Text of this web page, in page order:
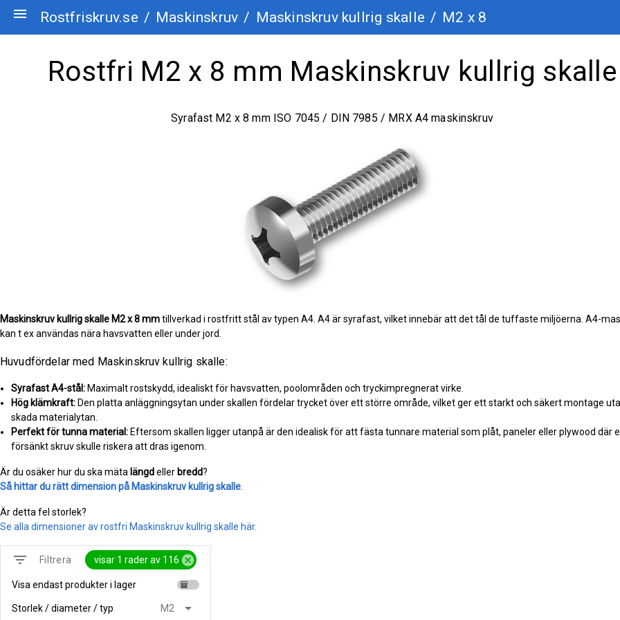
menu Rostfriskruv.se / Maskinskruv / Maskinskruv kullrig skalle / M2 x 8
Rostfri M2 x 8 mm Maskinskruv kullrig skalle
Syrafast M2 x 8 mm ISO 7045 / DIN 7985 / MRX A4 maskinskruv
Maskinskruv kullrig skalle M2 x 8 mmtillverkad i rostfritt stål av typen A4. A4 är syrafast, vilket innebär att det tål de tuffaste miljöerna. A4-
kan t ex användas nära havsvatten eller under jord.
Huvudfördelar med Maskinskruv kullrig skalle:
Syrafast A4-stål: Maximalt rostskydd, idealiskt för havsvatten, poolområden och tryckimpregnerat virke.
Hög klämkraft: Den platta anläggningsytan under skallen fördelar trycket över ett större område, vilket ger ett starkt och säkert montage
skada materialytan.
Perfekt för tunna material: Eftersom skallen ligger utanpå är den idealisk för att fästa tunnare material som plåt, paneler eller plywood där
försänkt skruv skulle riskera att dras igenom.
Är du osäker hur du ska mäta längdeller bredd?
Så hittar du rätt dimension på Maskinskruv kullrig skalle
Är detta fel storlek?
Se alla dimensioner av rostfri Maskinskruv kullrig skalle här.
filter_list Filtrera visar 1 rader av 116 cancel
Visa endast produkter i lager inventory
Storlek / diameter / typ M2 arrow_drop_down